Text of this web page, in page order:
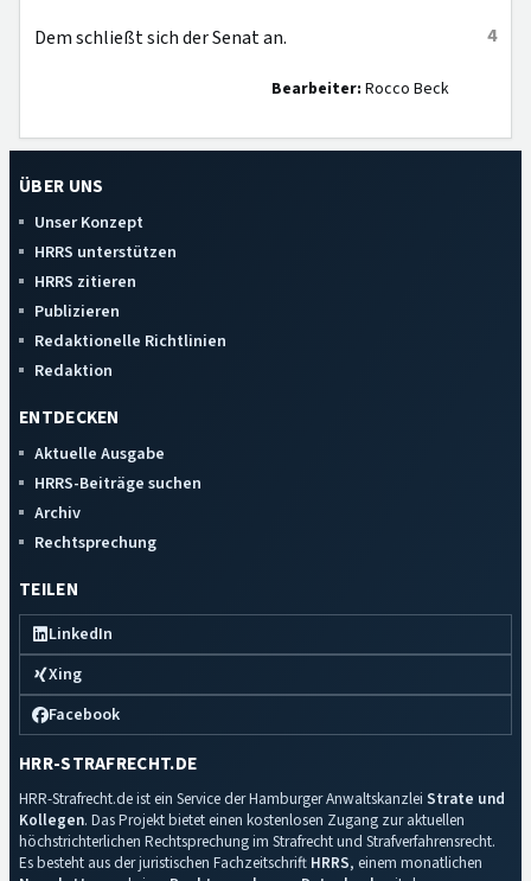
4
Dem schließt sich der Senat an.
Bearbeiter: Rocco Beck
ÜBER UNS
Unser Konzept
HRRS unterstützen
HRRS zitieren
Publizieren
Redaktionelle Richtlinien
Redaktion
ENTDECKEN
Aktuelle Ausgabe
HRRS-Beiträge suchen
Archiv
Rechtsprechung
TEILEN
LinkedIn
Xing
Facebook
HRR-STRAFRECHT.DE
HRR-Strafrecht.de ist ein Service der Hamburger Anwaltskanzlei Strate und
Kollegen. Das Projekt bietet einen kostenlosen Zugang zur aktuellen
höchstrichterlichen Rechtsprechung im Strafrecht und Strafverfahrensrecht.
Es besteht aus der juristischen Fachzeitschrift HRRS, einem monatlichen